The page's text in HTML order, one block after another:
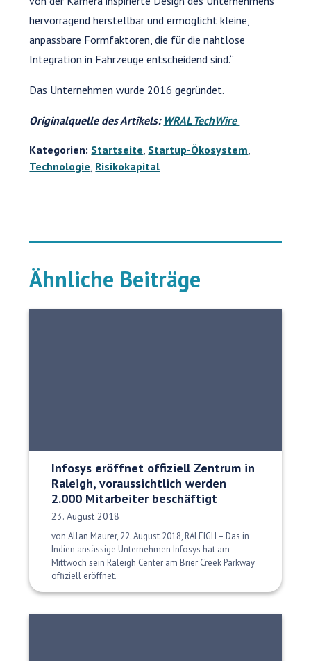
hervorragend herstellbar und ermöglicht kleine,
anpassbare Formfaktoren, die für die nahtlose
Integration in Fahrzeuge entscheidend sind.“
Das Unternehmen wurde 2016 gegründet.
Originalquelle des Artikels: WRAL TechWire
Kategorien: Startseite Startup-Ökosystem
Technologie Risikokapital
Ähnliche Beiträge
Infosys eröffnet offiziell Zentrum in
Raleigh, voraussichtlich werden
2.000 Mitarbeiter beschäftigt
Veröffentlichungsdatum:
23. August 2018
von Allan Maurer, 22. August 2018, RALEIGH – Das in
Indien ansässige Unternehmen Infosys hat am
Mittwoch sein Raleigh Center am Brier Creek Parkway
offiziell eröffnet.